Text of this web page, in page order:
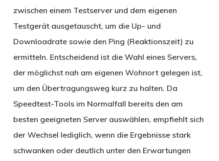
zwischen einem Testserver und dem eigenen
Testgerät ausgetauscht, um die Up- und
Downloadrate sowie den Ping (Reaktionszeit) zu
ermitteln. Entscheidend ist die Wahl eines Servers,
der möglichst nah am eigenen Wohnort gelegen ist,
um den Übertragungsweg kurz zu halten. Da
Speedtest-Tools im Normalfall bereits den am
besten geeigneten Server auswählen, empfiehlt sich
der Wechsel lediglich, wenn die Ergebnisse stark
schwanken oder deutlich unter den Erwartungen